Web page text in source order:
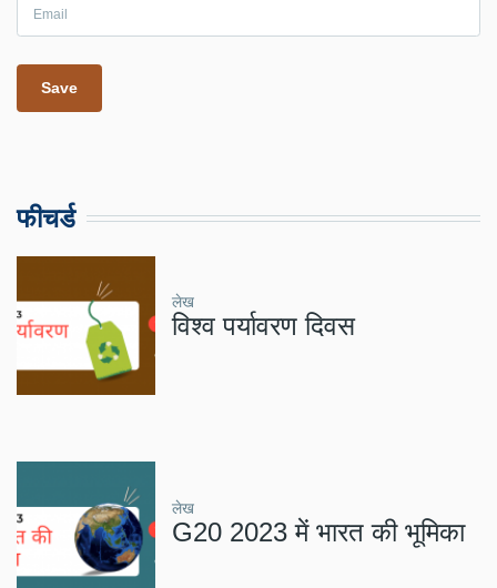
फीचर्ड
लेख
विश्व पर्यावरण दिवस
लेख
G20 2023 में भारत की भूमिका